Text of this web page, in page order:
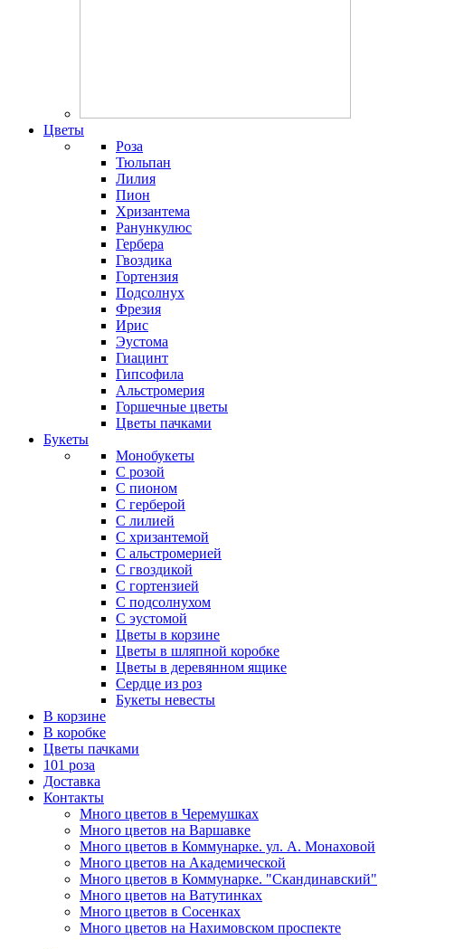
Цветы
Роза
Тюльпан
Лилия
Пион
Хризантема
Ранункулюс
Гербера
Гвоздика
Гортензия
Подсолнух
Фрезия
Ирис
Эустома
Гиацинт
Гипсофила
Альстромерия
Горшечные цветы
Цветы пачками
Букеты
Монобукеты
С розой
С пионом
С герберой
С лилией
С хризантемой
С альстромерией
С гвоздикой
С гортензией
С подсолнухом
С эустомой
Цветы в корзине
Цветы в шляпной коробке
Цветы в деревянном ящике
Сердце из роз
Букеты невесты
В корзине
В коробке
Цветы пачками
101 роза
Доставка
Контакты
Много цветов в Черемушках
Много цветов на Варшавке
Много цветов в Коммунарке. ул. А. Монаховой
Много цветов на Академической
Много цветов в Коммунарке. "Скандинавский"
Много цветов на Ватутинках
Много цветов в Сосенках
Много цветов на Нахимовском проспекте